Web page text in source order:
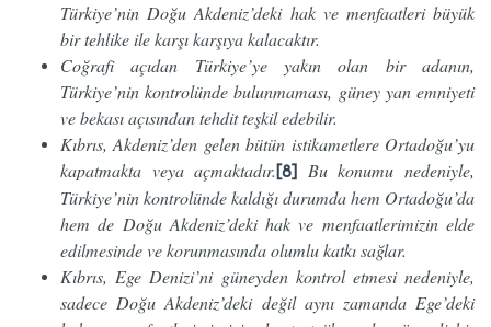
Türkiye’nin Doğu Akdeniz’deki hak ve menfaatleri büyük
bir tehlike ile karşı karşıya kalacaktır.
Coğrafi açıdan Türkiye’ye yakın olan bir adanın,
Türkiye’nin kontrolünde bulunmaması, güney yan emniyeti
ve bekası açısından tehdit teşkil edebilir.
Kıbrıs, Akdeniz’den gelen bütün istikametlere Ortadoğu’yu
kapatmakta veya açmaktadır.[8]
Bu konumu nedeniyle,
Türkiye’nin kontrolünde kaldığı durumda hem Ortadoğu’da
hem de Doğu Akdeniz’deki hak ve menfaatlerimizin elde
edilmesinde ve korunmasında olumlu katkı sağlar.
Kıbrıs, Ege Denizi’ni güneyden kontrol etmesi nedeniyle,
sadece Doğu Akdeniz’deki değil aynı zamanda Ege’deki